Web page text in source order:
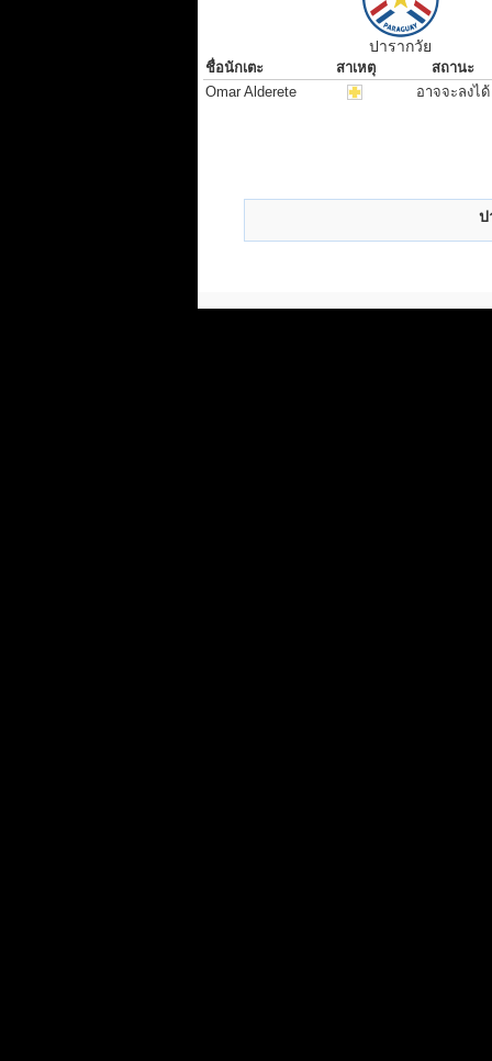
ปารากวัย
ชื่อนักเตะ สาเหตุ
สถานะ
Omar Alderete
อาจจะลงได้
ชื่อนักเตะ สาเหตุ สถานะ
ป